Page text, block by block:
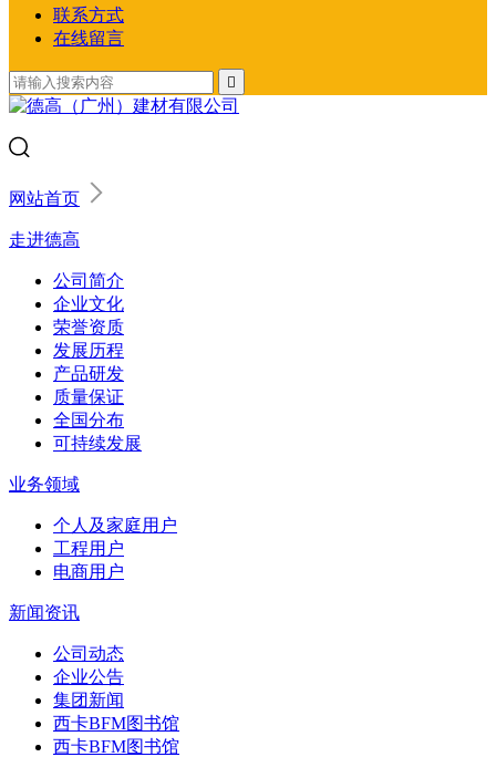
联系方式
在线留言

网站首页
走进德高
公司简介
企业文化
荣誉资质
发展历程
产品研发
质量保证
全国分布
可持续发展
业务领域
个人及家庭用户
工程用户
电商用户
新闻资讯
公司动态
企业公告
集团新闻
西卡BFM图书馆
西卡BFM图书馆